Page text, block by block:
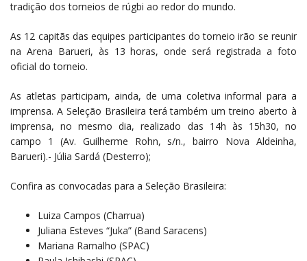
tradição dos torneios de rúgbi ao redor do mundo.
As 12 capitãs das equipes participantes do torneio irão se reunir
na Arena Barueri, às 13 horas, onde será registrada a foto
oficial do torneio.
As atletas participam, ainda, de uma coletiva informal para a
imprensa. A Seleção Brasileira terá também um treino aberto à
imprensa, no mesmo dia, realizado das 14h às 15h30, no
campo 1 (Av. Guilherme Rohn, s/n., bairro Nova Aldeinha,
Barueri).- Júlia Sardá (Desterro);
Confira as convocadas para a Seleção Brasileira:
Luiza Campos (Charrua)
Juliana Esteves “Juka” (Band Saracens)
Mariana Ramalho (SPAC)